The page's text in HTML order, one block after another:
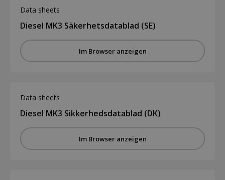
Data sheets
Diesel MK3 Säkerhetsdatablad (SE)
Im Browser anzeigen
Data sheets
Diesel MK3 Sikkerhedsdatablad (DK)
Im Browser anzeigen